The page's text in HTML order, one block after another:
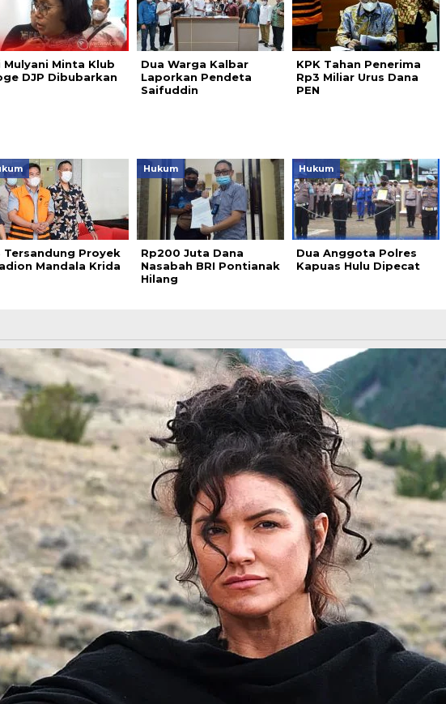
Mulyani Minta Klub
DJP Dibubarkan
Dua Warga Kalbar
Laporkan Pendeta
Saifuddin
KPK Tahan Penerima
Rp3 Miliar Urus Dana
PEN
Tersandung Proyek
Mandala Krida
Hukum
Rp200 Juta Dana
Nasabah BRI Pontianak
Hilang
Hukum
Dua Anggota Polres
Kapuas Hulu Dipecat